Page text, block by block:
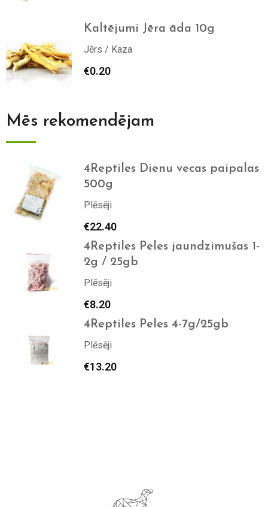
Kaltējumi Jēra āda 10g
Jērs / Kaza
€0.20
Mēs rekomendējam
4Reptiles Dienu vecas paipalas
500g
Plēsēji
€22.40
4Reptiles Peles jaundzimušas 1-
2g / 25gb
Plēsēji
€8.20
4Reptiles Peles 4-7g/25gb
Plēsēji
€13.20